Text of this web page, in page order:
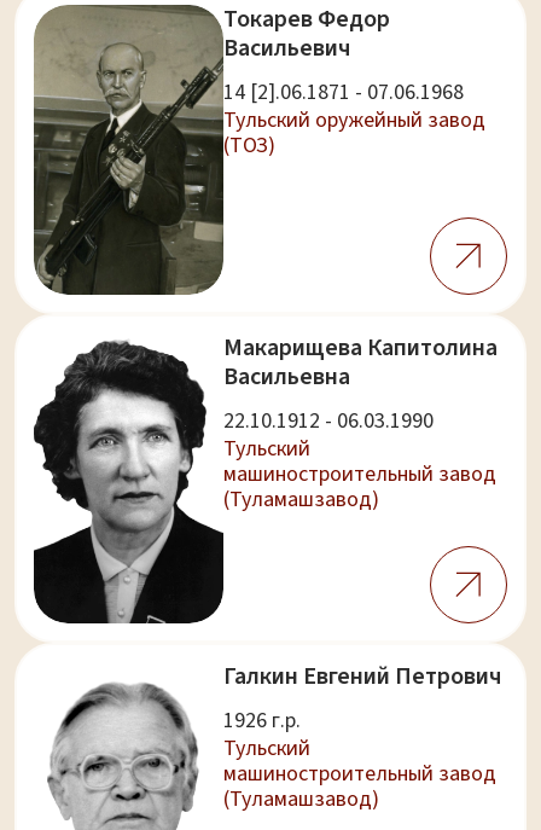
Токарев Федор
Васильевич
14 [2].06.1871 - 07.06.1968
Тульский оружейный завод
(ТОЗ)
Макарищева Капитолина
Васильевна
22.10.1912 - 06.03.1990
Тульский
машиностроительный завод
(Туламашзавод)
Галкин Евгений Петрович
1926 г.р.
Тульский
машиностроительный завод
(Туламашзавод)